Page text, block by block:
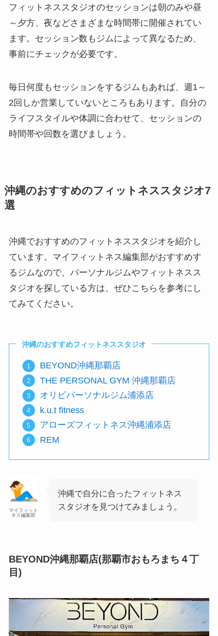
フィットネススタジオのセッションは朝のみや昼
～夕方、夜などさまざまな時間帯に開催されてい
ます。セッション数もジムによって異なるため、
事前にチェックが必要です。
毎日何度もセッションをするジムもあれば、週1～
2回しか営業していないところもあります。自分の
ライフスタイルや体調に合わせて、セッションの
時間帯や回数を選びましょう。
沖縄のおすすめのフィットネススタジオ7
選
沖縄でおすすめのフィットネススタジオを紹介し
ています。マイフィットネス編集部がおすすめす
るジムなので、パーソナルジムやフィットネスス
タジオを探している方は、ぜひこちらを参考にし
てみてください。
沖縄のおすすめフィットネススタジオ
BEYOND沖縄那覇店
THE PERSONAL GYM 沖縄那覇店
オリビパーソナルジム浦添店
k.u.t fitness
アローズフィットネス沖縄浦添店
REM
マイフィット
ネス編集部
沖縄で自分に合ったフィットネス
スタジオを見つけてみましょう。
BEYOND沖縄那覇店(那覇市おもろまち４丁
目)